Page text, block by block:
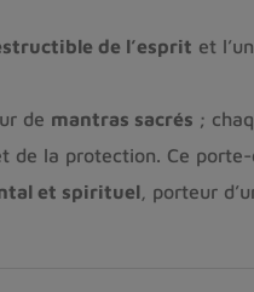
de l’esprit et
de mantras sacrés ;
de la protection. Ce
et spirituel, porteur